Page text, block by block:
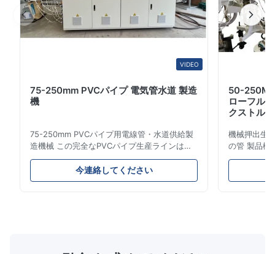
Nov 24.2025
We have been running the pelletizing machine for several
months, and the output remains consistent with very little
fluctuation. The screw design provides strong plasticizing
ability, making it suitable for a wide range of materials including
PE, PP, ABS, and PET. A reliable system for daily production.
Nov 19.2025
We appreciate the high-temperature washing system and
strong drying capacity. The whole line is optimized for
Deepak Sharma
VIDEO
75-250mm PVCパイプ 電気管水道 製造
機
75-250mm PVCパイプ用電線管・水道供給製
造機械 この完全なPVCパイプ生産ラインは、
直径16mmから800mmまでの高品質
PVC/UPVCパイプを製造します。このシステ
ムは、さまざまな直径と肉厚仕様の電線管、水
度、構造的完全性、耐薬品性、耐久性、熱安定
今連絡してください
50-
ローフル
クストル
機械押出生
の管 製品概
燃料ガスお
械的強度、